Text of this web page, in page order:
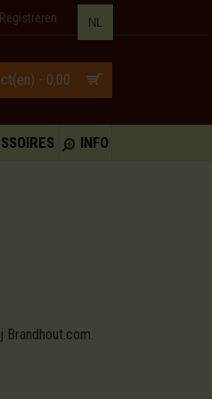
NL
Registreren
- 0,00
INFO